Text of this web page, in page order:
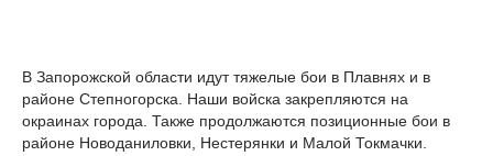
В Запорожской области идут тяжелые бои в Плавнях и в
районе Степногорска. Наши войска закрепляются на
окраинах города. Также продолжаются позиционные бои в
районе Новоданиловки, Нестерянки и Малой Токмачки.